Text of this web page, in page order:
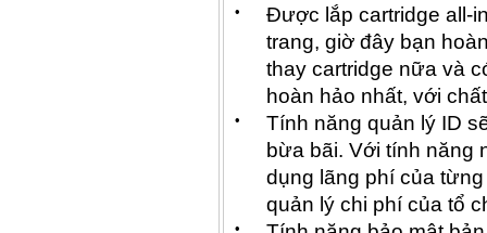
•
Được lắp cartridge all-
trang, giờ đây bạn
thay cartridge nữa và
hoàn hảo nhất, với
•
Tính năng quản lý ID
bừa bãi. Với tính năng
dụng lãng phí của
quản lý chi phí của tổ
•